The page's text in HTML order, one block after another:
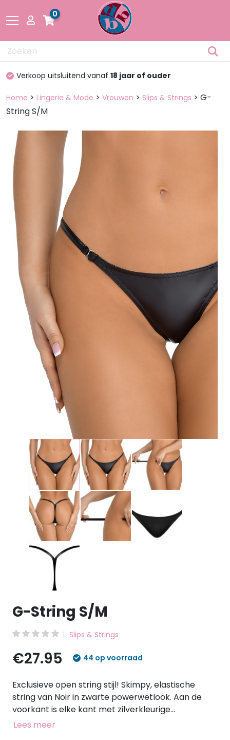
Drogisterij
Mode
Pakketten
en dozen
Plezier &
Media
POS-
materiaal
0
100%discreet verpakt
Home > Lingerie & Mode > Vrouwen > Slips & Strings > G-
String S/M
G-String S/M
Slips & Strings
€27.95 44 op voorraad
Exclusieve open string stijl! Skimpy, elastische
string van Noir in zwarte powerwetlook. Aan de
voorkant is elke kant met zilverkleurige
haaksluiting te openen. De geraffineerde
Lees meer